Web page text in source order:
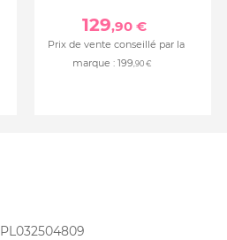
129,90 €
Prix de vente conseillé par la
marque : 199,90 €
PL032504809